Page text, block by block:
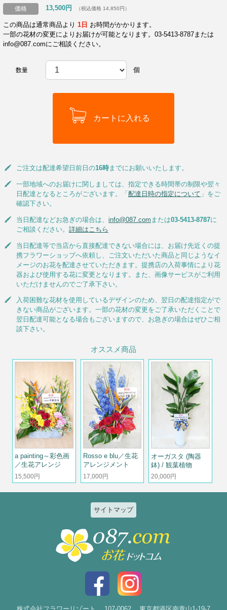
価格 13,500円 （税込価格 14,850円）
この商品は通常商品より1日 お時間がかかります。
一部の花材の変更によりお届けが可能となります。03-5413-8787または
info@087.comにご相談ください。
数量 個
ご注文は配達希望日前日の16時までにお願いいたします。
一部地域へのお届けに関しましては、指定できる時間帯の制限や翌々
日配達となるところがございます。「 配達日時の指定について 」をご
確認下さい。
当日配達などお急ぎの場合は、 info@087.com または03-5413-8787に
ご相談ください。 詳細はこちら
当日配達等で当店から直接配達できない場合には、お届け先近くの提
携フラワーショップへ依頼し、ご注文いただいた商品と同じようなイ
メージのお花を配達させていただきます。提携店の入荷事情により花
器および使用する花に変更となります。また、画像サービスがご利用
いただけませんのでご了承下さい。
入荷困難な花材を使用しているデザインのため、翌日の配達指定がで
きない商品がございます。一部の花材の変更をご了承いただくことで
翌日配達可能となる場合もございますので、お急ぎの場合はぜひご相
談下さい。
オススメ商品
a painting～彩色画
／生花アレンジ
15,500円
Rosso e blu／生花
アレンジメント
17,000円
オーガスタ (陶器
鉢) / 観葉植物
20,000円
サイトマップ
特集
2026ひまわりと夏の花特集
お祝い花特集～開店・移転・就
花束
個人のお客様
結婚記念日
入社・退職
結婚
出産